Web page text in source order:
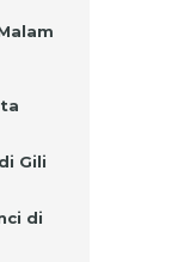
Gili
di